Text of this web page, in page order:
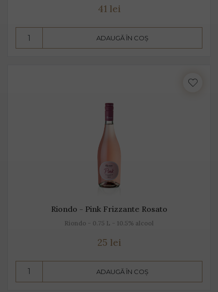
41 lei
ADAUGĂ ÎN COȘ
Riondo - Pink Frizzante Rosato
Riondo - 0.75 L - 10.5% alcool
25 lei
ADAUGĂ ÎN COȘ